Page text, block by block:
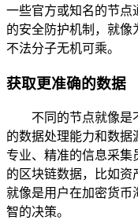
一些官方或知名的节点
的安全防护机制，就像
不法分子无机可乘。
获取更准确的数据
不同的节点就像是
的数据处理能力和数据
专业、精准的信息采集
的区块链数据，比如
就像是用户在加密货币
智的决策。